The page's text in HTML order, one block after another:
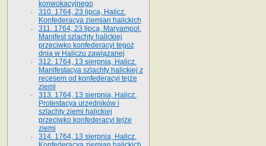
konwokacyjnego
310. 1764, 23 lipca, Halicz.
Konfederacya ziemian halickich
311. 1764, 23 lipca, Maryampol.
Manifest szlachty halickiej
przeciwko konfederacyi tegoż
dnia w Haliczu zawiązanej
312. 1764, 13 sierpnia, Halicz.
Manifestacya szlachty halickiej z
recesem od konfederacyi tejże
ziemi
313. 1764, 13 sierpnia, Halicz.
Protestacya urzędników i
szlachty ziemi halickiej
przeciwko konfederacyi tejże
ziemi
314. 1764, 13 sierpnia, Halicz.